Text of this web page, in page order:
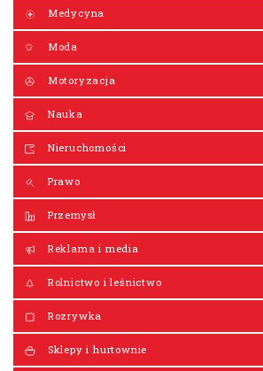
Medycyna
Moda
Motoryzacja
Nauka
Nieruchomości
Prawo
Przemysł
Reklama i media
Rolnictwo i leśnictwo
Rozrywka
Sklepy i hurtownie